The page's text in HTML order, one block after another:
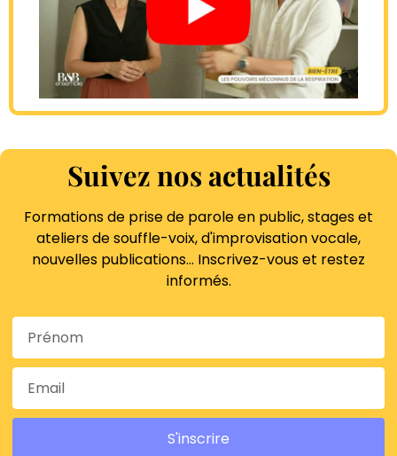
Suivez nos actualités
Formations de prise de parole en public, stages et
ateliers de souffle-voix, d'improvisation vocale,
nouvelles publications… Inscrivez-vous et restez
informés.
S'inscrire